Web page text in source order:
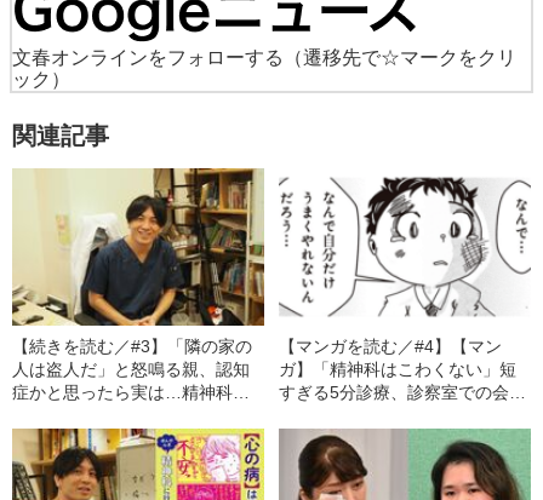
文春オンラインをフォローする
（遷移先で☆マークをクリ
ック）
関連記事
【続きを読む／#3】「隣の家の
人は盗人だ」と怒鳴る親、認知
症かと思ったら実は…精神科医
者特有の病とは？」
【マンガを読む／#4】【マン
ガ】「精神科はこわくない」短
すぎる5分診療、診察室での会話
説する精神科のリアル